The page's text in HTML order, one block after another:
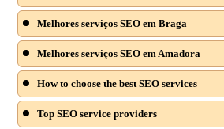
Melhores serviços SEO em Braga
Melhores serviços SEO em Amadora
How to choose the best SEO services
Top SEO service providers